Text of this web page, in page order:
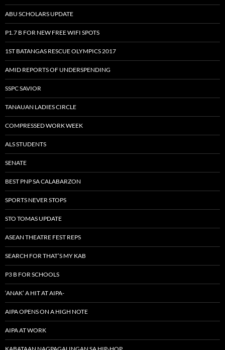
ABU SCHOLARS UPDATE
P1.7 B FOR NEW FREE WIFI SPOTS
1ST BATANGAS RESCUE OLYMPICS 2017
AMID REPORTS OF UNDERSPENDING
SSPC SAVIOR
TANAUAN LADIES CIRCLE
COMPRESSED WORK WEEK
ALS STUDENTS
SENATE
BEST PNP SA CALABARZON
SPORTS NEVER STOPS
STO TOMAS UPDATE
ASEAN THEATRE FEST REPS
SEARCH FOR THAT’S MY KAB
P3 B FOR SCHOOLS
‘ANAK’ A HIT AT AIPA-
AIPA OPENS ON A HIGH NOTE
AIPA AT WORK